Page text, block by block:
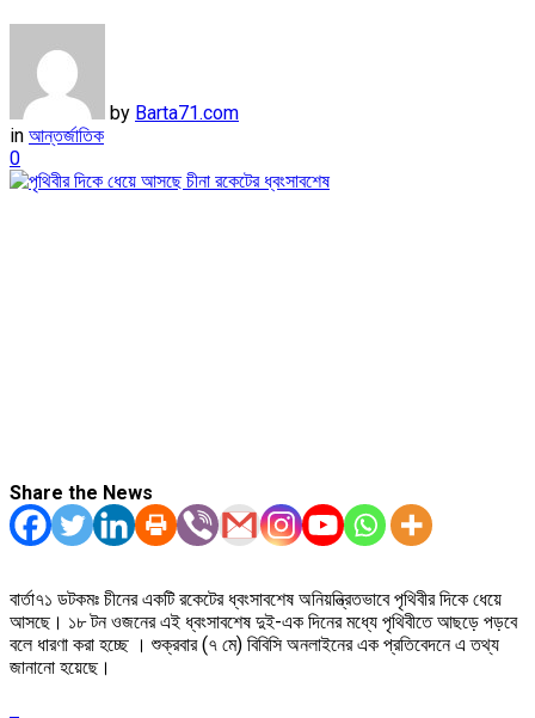
by Barta71.com
in আন্তর্জাতিক
0
Share the News
বার্তা৭১ ডটকমঃ চীনের একটি রকেটের ধ্বংসাবশেষ অনিয়ন্ত্রিতভাবে পৃথিবীর দিকে ধেয়ে
আসছে। ১৮ টন ওজনের এই ধ্বংসাবশেষ দুই-এক দিনের মধ্যে পৃথিবীতে আছড়ে পড়বে
বলে ধারণা করা হচ্ছে । শুক্রবার (৭ মে) বিবিসি অনলাইনের এক প্রতিবেদনে এ তথ্য
জানানো হয়েছে।